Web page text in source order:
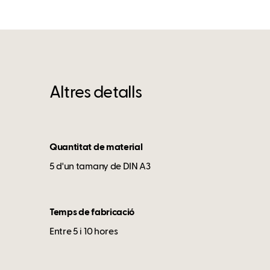
Altres detalls
Quantitat de material
5 d'un tamany de DIN A3
Temps de fabricació
Entre 5 i 10 hores